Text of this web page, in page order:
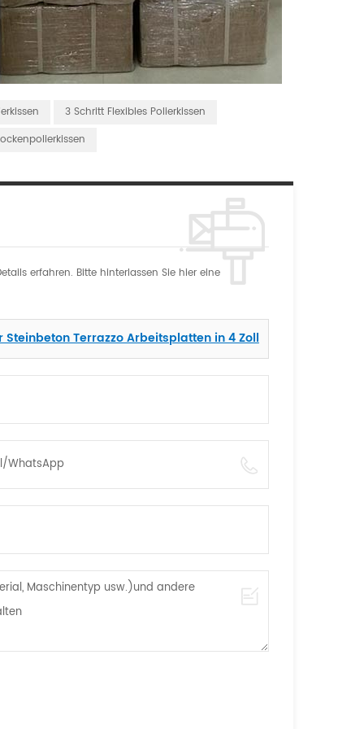
3 Schritt Flexibles Polierkissen
erfahren. Bitte hinterlassen Sie hier eine
Terrazzo Arbeitsplatten in 4 Zoll